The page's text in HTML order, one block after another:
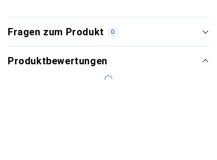
Fragen zum Produkt 0
Produktbewertungen